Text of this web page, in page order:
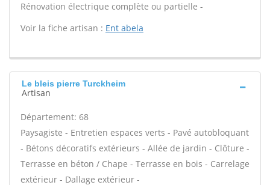
Rénovation électrique complète ou partielle -
Voir la fiche artisan : Ent abela
Le bleis pierre Turckheim
Artisan
Département: 68
Paysagiste - Entretien espaces verts - Pavé autobloquant
- Bétons décoratifs extérieurs - Allée de jardin - Clôture -
Terrasse en béton / Chape - Terrasse en bois - Carrelage
extérieur - Dallage extérieur -